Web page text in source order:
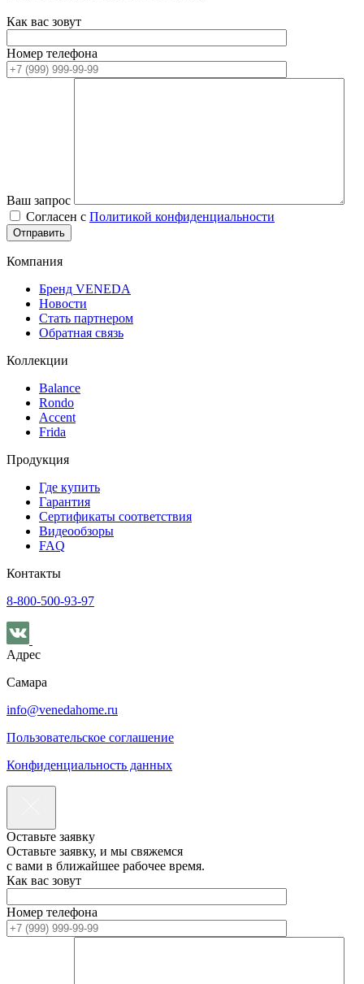
Как вас зовут
Номер телефона
Ваш запрос
Согласен с Политикой конфиденциальности
Компания
Бренд VENEDA
Новости
Стать партнером
Обратная связь
Коллекции
Balance
Rondo
Accent
Frida
Продукция
Где купить
Гарантия
Сертификаты соответствия
Видеообзоры
FAQ
Контакты
8-800-500-93-97
Адрес
Самара
info@venedahome.ru
Пользовательское соглашение
Конфиденциальность данных
Оставьте заявку
Оставьте заявку, и мы свяжемся
с вами в ближайшее рабочее время.
Как вас зовут
Номер телефона